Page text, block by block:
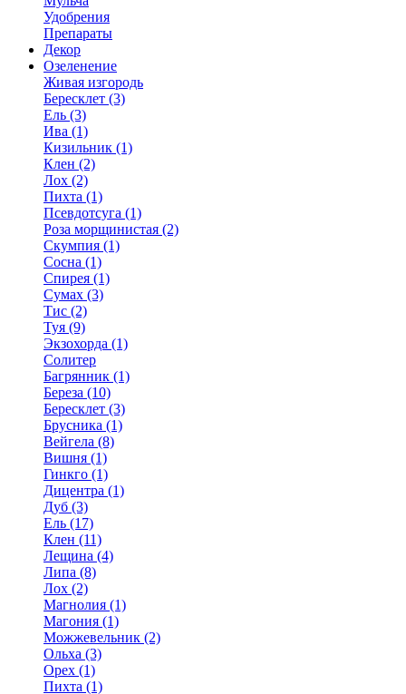
Удобрения
Препараты
Декор
Озеленение
Живая изгородь
Бересклет (3)
Ель (3)
Ива (1)
Кизильник (1)
Клен (2)
Лох (2)
Пихта (1)
Псевдотсуга (1)
Роза морщинистая (2)
Скумпия (1)
Сосна (1)
Спирея (1)
Сумах (3)
Тис (2)
Туя (9)
Экзохорда (1)
Солитер
Багрянник (1)
Береза (10)
Бересклет (3)
Брусника (1)
Вейгела (8)
Вишня (1)
Гинкго (1)
Дицентра (1)
Дуб (3)
Ель (17)
Клен (11)
Лещина (4)
Липа (8)
Лох (2)
Магнолия (1)
Магония (1)
Можжевельник (2)
Ольха (3)
Орех (1)
Пихта (1)